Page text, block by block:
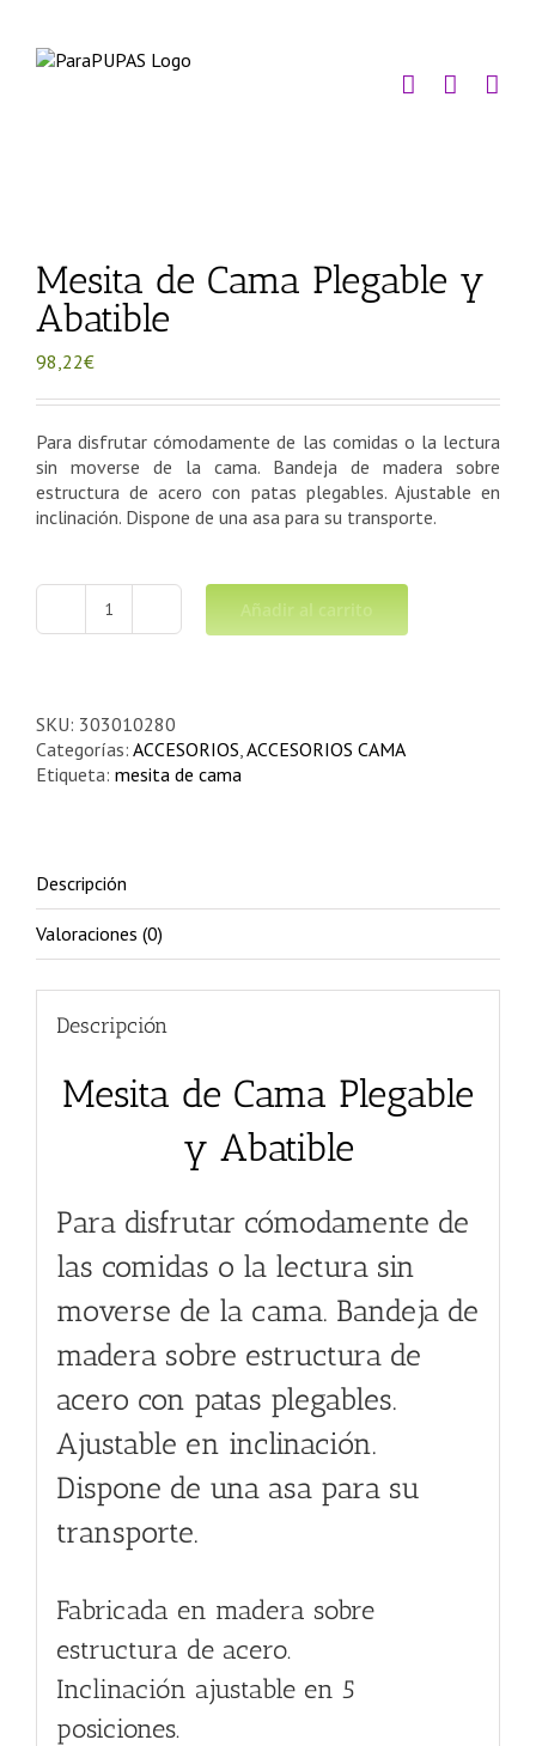
contenido
Mesita de Cama Plegable y
Abatible
98,22€
Para disfrutar cómodamente de las comidas o la lectura
sin moverse de la cama. Bandeja de madera sobre
estructura de acero con patas plegables. Ajustable en
inclinación. Dispone de una asa para su transporte.
Mesita
y
Abatible
cantidad
Añadir al carrito
SKU: 303010280
Categorías: ACCESORIOS,ACCESORIOS CAMA
Etiqueta: mesita de cama
Descripción
Valoraciones (0)
Descripción
Mesita de Cama Plegable
y Abatible
Para disfrutar cómodamente de
las comidas o la lectura sin
moverse de la cama. Bandeja de
madera sobre estructura de
acero con patas plegables.
Ajustable en inclinación.
Dispone de una asa para su
transporte.
Fabricada en madera sobre
estructura de acero.
Inclinación ajustable en 5
posiciones.